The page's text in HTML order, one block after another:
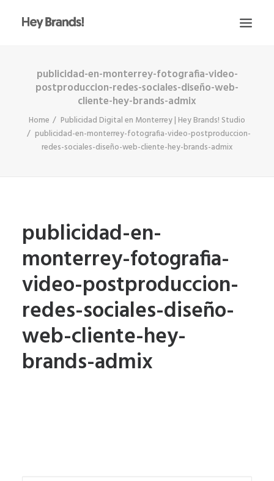
HEY
CONÓCENOS
¿QUÉ HACEMOS?
PROYECTOS
publicidad-en-monterrey-fotografia-video-
postproduccion-redes-sociales-diseño-web-
cliente-hey-brands-admix
Home
Publicidad Digital en Monterrey | Hey Brands! Studio
publicidad-en-monterrey-fotografia-video-postproduccion-
redes-sociales-diseño-web-cliente-hey-brands-admix
publicidad-en-
monterrey-fotografia-
video-postproduccion-
redes-sociales-diseño-
web-cliente-hey-
brands-admix